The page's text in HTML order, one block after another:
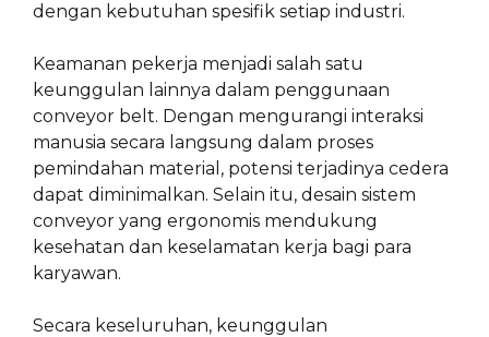
dengan kebutuhan spesifik setiap industri.
Keamanan pekerja menjadi salah satu
keunggulan lainnya dalam penggunaan
conveyor belt. Dengan mengurangi interaksi
manusia secara langsung dalam proses
pemindahan material, potensi terjadinya cedera
dapat diminimalkan. Selain itu, desain sistem
conveyor yang ergonomis mendukung
kesehatan dan keselamatan kerja bagi para
karyawan.
Secara keseluruhan, keunggulan